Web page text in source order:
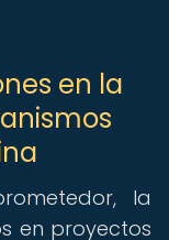
en la
la
en proyectos